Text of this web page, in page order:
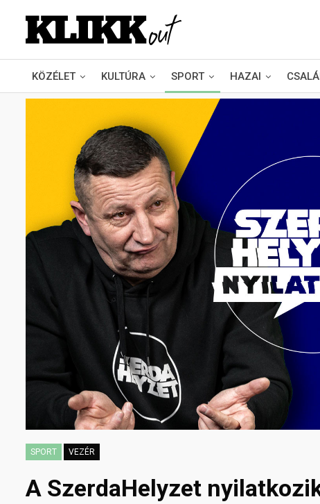
KÖZÉLET KULTÚRA SPORT HAZAI
SPORT VEZÉR
A SzerdaHelyzet